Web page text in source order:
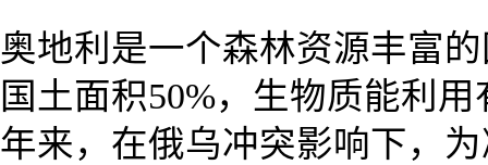
奥地利是一个森林资源丰富
国土面积50%，生物质能利
年来，在俄乌冲突影响下，